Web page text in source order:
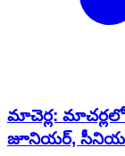
మాచెర్ల:
జూనియర్, సీనియర్